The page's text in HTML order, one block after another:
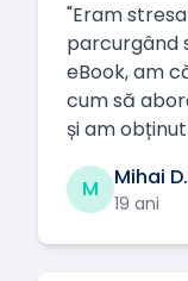
"Eram
parcurgând
eBook, am
cum să
și am
M Mihai D.
19 ani